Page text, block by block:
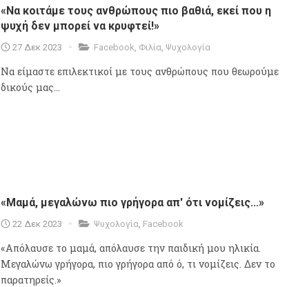
«Να κοιτάμε τους ανθρώπους πιο βαθιά, εκεί που η
ψυχή δεν μπορεί να κρυφτεί!»
27 Δεκ 2023 Facebook Φιλία Ψυχολογία
Να είμαστε επιλεκτικοί με τους ανθρώπους που θεωρούμε
δικούς μας...
«Μαμά, μεγαλώνω πιο γρήγορα απ' ότι νομίζεις...»
22 Δεκ 2023 Ψυχολογία Facebook
«Απόλαυσε το μαμά, απόλαυσε την παιδική μου ηλικία.
Μεγαλώνω γρήγορα, πιο γρήγορα από ό, τι νομίζεις. Δεν το
παρατηρείς.»